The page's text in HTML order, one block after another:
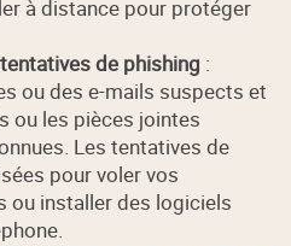
à distance pour protéger
de phishing :
ou des e-mails suspects et
ou les pièces jointes
Les tentatives de
pour voler vos
ou installer des logiciels